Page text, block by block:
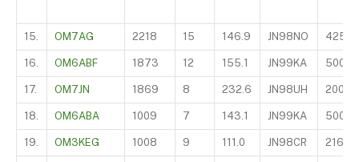
15. OM7AG 2218 15 146.9 JN98NO 425
16. OM6ABF 1873 12 155.1 JN99KA 500
17. OM7JN 1869 8 232.6 JN98UH 200
18. OM6ABA 1009 7 143.1 JN99KA 500
19. OM3KEG 1008 9 111.0 JN98CR 216